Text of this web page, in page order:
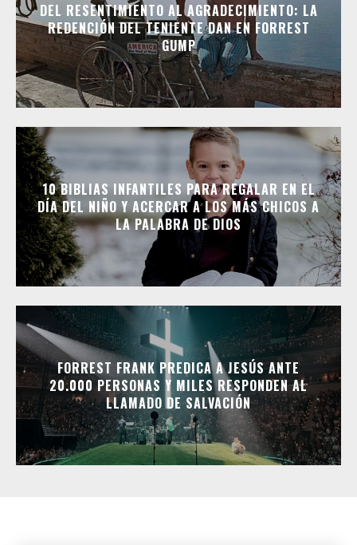
DEL RESENTIMIENTO AL AGRADECIMIENTO: LA
REDENCIÓN DEL TENIENTE DAN EN FORREST
GUMP
10 BIBLIAS INFANTILES PARA REGALAR EN EL
DÍA DEL NIÑO Y ACERCAR A LOS MÁS CHICOS A
LA PALABRA DE DIOS
FORREST FRANK PREDICA A JESÚS ANTE
20.000 PERSONAS Y MILES RESPONDEN AL
LLAMADO DE SALVACIÓN